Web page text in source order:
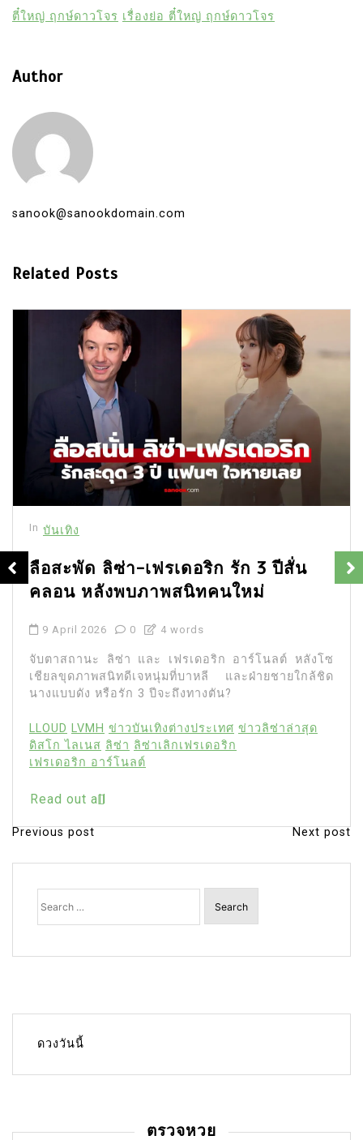
ตี๋ใหญ่ ฤกษ์ดาวโจร เรื่องย่อ ตี๋ใหญ่ ฤกษ์ดาวโจร
Author
sanook@sanookdomain.com
Related Posts
In บันเทิง
ลือสะพัด ลิซ่า-เฟรเดอริก รัก 3 ปีสั่น
คลอน หลังพบภาพสนิทคนใหม่
9 April 2026 0 4 words
จับตาสถานะ ลิซ่า และ เฟรเดอริก อาร์โนลต์ หลังโซ
เชียลขุดภาพสนิทดีเจหนุ่มที่บาหลี และฝ่ายชายใกล้ชิด
นางแบบดัง หรือรัก 3 ปีจะถึงทางตัน?
LLOUD LVMH ข่าวบันเทิงต่างประเทศ ข่าวลิซ่าล่าสุด
ดิสโก ไลเนส ลิซ่า ลิซ่าเลิกเฟรเดอริก
เฟรเดอริก อาร์โนลต์
Read out all
P
o
i
Previous post Next post
Search
for:
ดวงวันนี้
ตรวจหวย